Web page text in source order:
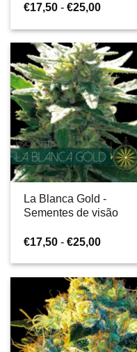
€17,50 - €25,00Gama
preços:
€17,50
a
€25,00
La Blanca Gold -
Sementes de visão
€17,50 - €25,00Gama
preços:
€17,50
a
€25,00